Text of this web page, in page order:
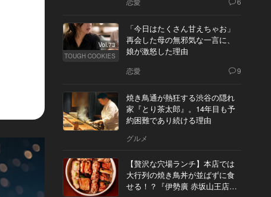
Vol.73
TOUGH COOKIES
「今日はたくさん甘えちゃお」
再会した母の無邪気な一言に、
娘が激怒した理由
恋愛 9
焼き鳥通が熱狂する渋谷の隠れ
家『とり茶太郎』。14年目も予
約困難であり続ける理由
グルメ
【贅沢な穴場ランチ】本店では
大行列の焼き鳥丼が並ばずに食
せる！？『伊勢廣 赤坂山王店』